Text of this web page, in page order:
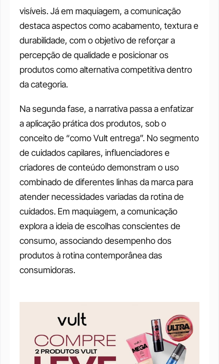
visíveis. Já em maquiagem, a comunicação
destaca aspectos como acabamento, textura e
durabilidade, com o objetivo de reforçar a
percepção de qualidade e posicionar os
produtos como alternativa competitiva dentro
da categoria.
Na segunda fase, a narrativa passa a enfatizar
a aplicação prática dos produtos, sob o
conceito de “como Vult entrega”. No segmento
de cuidados capilares, influenciadores e
criadores de conteúdo demonstram o uso
combinado de diferentes linhas da marca para
atender necessidades variadas da rotina de
cuidados. Em maquiagem, a comunicação
explora a ideia de escolhas conscientes de
consumo, associando desempenho dos
produtos à rotina contemporânea das
consumidoras.